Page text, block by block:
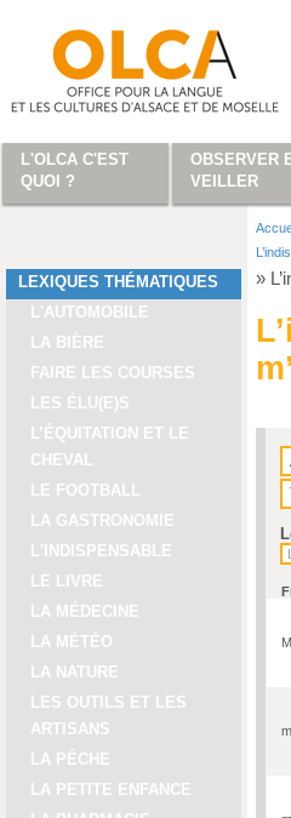
LEXIQUES THÉMATIQUES
L'AUTOMOBILE
LA BIÈRE
FAIRE LES COURSES
LES ÉLU(E)S
L’ÉQUITATION ET LE
CHEVAL
LE FOOTBALL
LA GASTRONOMIE
L'INDISPENSABLE
LE LIVRE
LA MÉDECINE
LA MÉTÉO
LA NATURE
LES OUTILS ET LES
ARTISANS
LA PÊCHE
LA PETITE ENFANCE
»
L'OLCA C'EST
QUOI ?
OBSERVER
VEILLER